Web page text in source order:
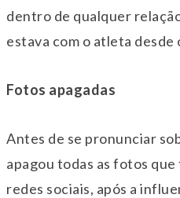
dentro de qualquer
estava com o atleta
Fotos apagadas
Antes de se pronunciar
apagou todas as fotos
redes sociais, após a